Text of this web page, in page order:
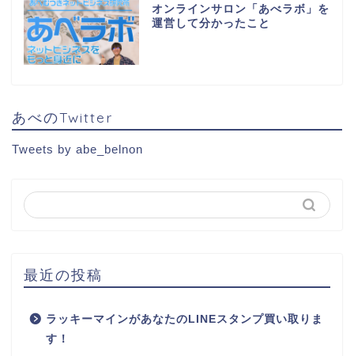
オンラインサロン「あべラボ」を
運営して分かったこと
あべのTwitter
Tweets by abe_belnon
最近の投稿
ラッキーマインがあなたのLINEスタンプ買い取りま
す！